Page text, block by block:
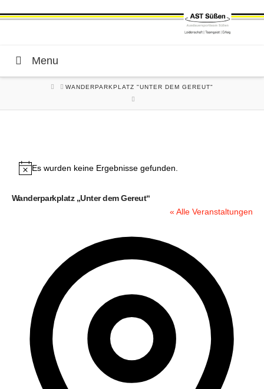
Menu
HOMEWANDERPARKPLATZ "UNTER DEM GEREUT"
Hinweis
Es wurden keine Ergebnisse gefunden.
Wanderparkplatz „Unter dem Gereut“
« Alle Veranstaltungen